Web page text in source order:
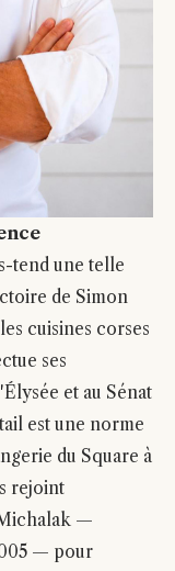
tend une telle
de Simon
cuisines corses
ses
et au Sénat
est une norme
du Square à
rejoint
—
— pour